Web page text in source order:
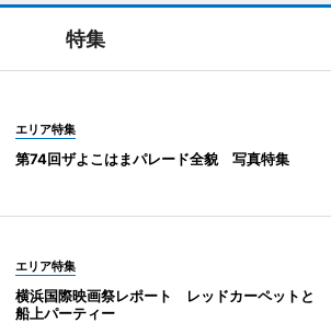
特集
エリア特集
第74回ザよこはまパレード全貌 写真特集
エリア特集
横浜国際映画祭レポート レッドカーペットと
船上パーティー